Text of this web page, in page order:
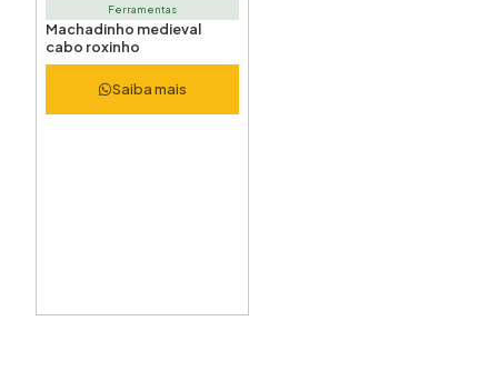
Ferramentas
Machadinho medieval
cabo roxinho
Saiba mais